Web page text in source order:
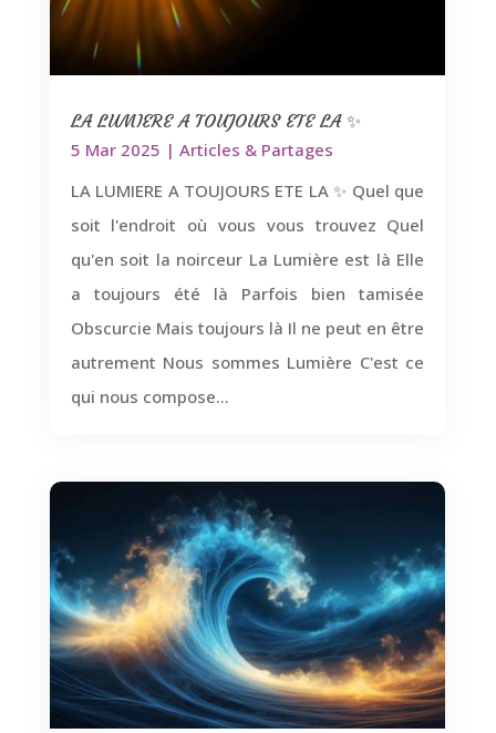
LA LUMIERE A TOUJOURS ETE LA ✨
5 Mar 2025 | Articles & Partages
LA LUMIERE A TOUJOURS ETE LA ✨ Quel que
soit l'endroit où vous vous trouvez Quel
qu'en soit la noirceur La Lumière est là Elle
a toujours été là Parfois bien tamisée
Obscurcie Mais toujours là Il ne peut en être
autrement Nous sommes Lumière C'est ce
qui nous compose...